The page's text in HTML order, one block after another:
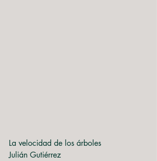
La velocidad de los árboles
Julián Gutiérrez